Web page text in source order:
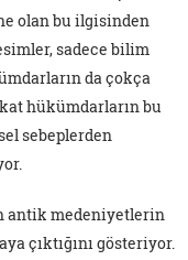
olan bu ilgisinden
sadece bilim
da çokça
hükümdarların bu
sebeplerden
antik medeniyetlerin
çıktığını gösteriyor.